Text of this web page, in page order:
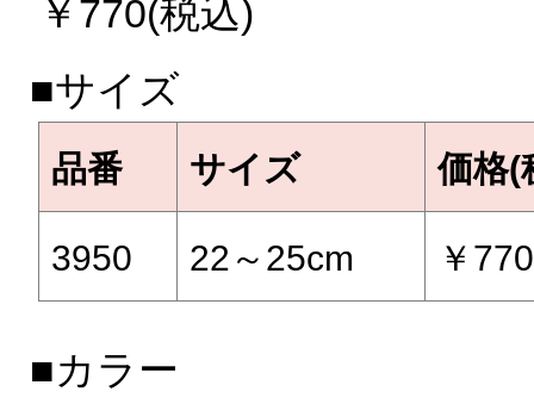
￥770(税込)
■サイズ
品番 サイズ 価格(
3950 22～25cm ￥
■カラー